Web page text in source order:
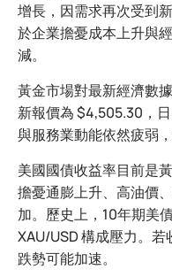
增長，因需求再次受到
於企業擔憂成本上升與
減。
黃金市場對最新經濟數
新報價為 $4,505.30，
與服務業動能依然疲弱
美國國債收益率目前是
擔憂通膨上升、高油價
加。歷史上，10年期美
XAU/USD 構成壓力。
跌勢可能加速。